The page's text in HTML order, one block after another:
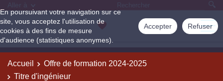
En poursuivant votre navigation sur ce
site, vous acceptez l'utilisation de
cookies à des fins de mesure
d'audience (statistiques anonymes).
Accepter Refuser
Accueil
Offre de formation 2024-2025
Titre d'ingénieur